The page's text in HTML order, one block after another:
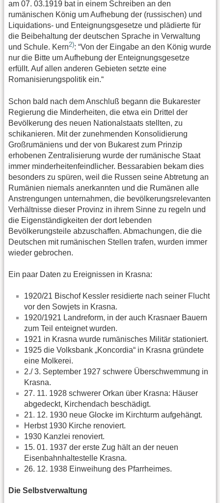
am 07. 03.1919 bat in einem Schreiben an den
rumänischen König um Aufhebung der (russischen) und
Liquidations- und Enteignungsgesetze und plädierte für
die Beibehaltung der deutschen Sprache in Verwaltung
und Schule. Kern2): “Von der Eingabe an den König wurde
nur die Bitte um Aufhebung der Enteignungsgesetze
erfüllt. Auf allen anderen Gebieten setzte eine
Romanisierungspolitik ein.“
Schon bald nach dem Anschluß begann die Bukarester
Regierung die Minderheiten, die etwa ein Drittel der
Bevölkerung des neuen Nationalstaats stellten, zu
schikanieren. Mit der zunehmenden Konsolidierung
Großrumäniens und der von Bukarest zum Prinzip
erhobenen Zentralisierung wurde der rumänische Staat
immer minderheitenfeindlicher. Bessarabien bekam dies
besonders zu spüren, weil die Russen seine Abtretung an
Rumänien niemals anerkannten und die Rumänen alle
Anstrengungen unternahmen, die bevölkerungsrelevanten
Verhältnisse dieser Provinz in ihrem Sinne zu regeln und
die Eigenständigkeiten der dort lebenden
Bevölkerungsteile abzuschaffen. Abmachungen, die die
Deutschen mit rumänischen Stellen trafen, wurden immer
wieder gebrochen.
Ein paar Daten zu Ereignissen in Krasna:
1920/21 Bischof Kessler residierte nach seiner Flucht
vor den Sowjets in Krasna.
1920/1921 Landreform, in der auch Krasnaer Bauern
zum Teil enteignet wurden.
1921 in Krasna wurde rumänisches Militär stationiert.
1925 die Volksbank „Koncordia“ in Krasna gründete
eine Molkerei.
2./ 3. September 1927 schwere Überschwemmung in
Krasna.
27. 11. 1928 schwerer Orkan über Krasna: Häuser
abgedeckt, Kirchendach beschädigt.
21. 12. 1930 neue Glocke im Kirchturm aufgehängt.
Herbst 1930 Kirche renoviert.
1930 Kanzlei renoviert.
15. 01. 1937 der erste Zug hält an der neuen
Eisenbahnhaltestelle Krasna.
26. 12. 1938 Einweihung des Pfarrheimes.
Die Selbstverwaltung